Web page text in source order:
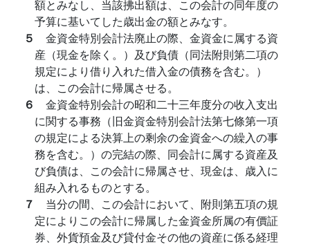
額とみなし、当該拂出額は、この会計の同年度の
予算に基いてした歳出金の額とみなす。
５ 金資金特別会計法廃止の際、金資金に属する資
産（現金を除く。）及び負債（同法附則第二項の
規定により借り入れた借入金の債務を含む。）
は、この会計に帰属させる。
６ 金資金特別会計の昭和二十三年度分の收入支出
に関する事務（旧金資金特別会計法第七條第一項
の規定による決算上の剩余の金資金への繰入の事
務を含む。）の完結の際、同会計に属する資産及
び負債は、この会計に帰属させ、現金は、歳入に
組み入れるものとする。
７ 当分の間、この会計において、附則第五項の規
定によりこの会計に帰属した金資金所属の有價証
券、外貨預金及び貸付金その他の資産に係る経理